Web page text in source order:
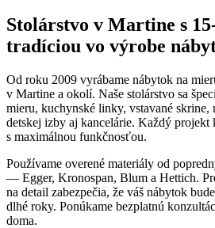
Stolárstvo v Martine s
tradíciou vo výrobe
Od roku 2009 vyrábame nábytok na
v Martine a okolí. Naše stolárstvo sa
mieru, kuchynské linky, vstavané skrine,
detskej izby aj kancelárie. Každý projekt
s maximálnou funkčnosťou.
Používame overené materiály od
— Egger, Kronospan, Blum a Hettich.
na detail zabezpečia, že váš nábytok
dlhé roky. Ponúkame bezplatnú
doma.